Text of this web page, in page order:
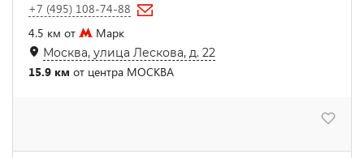
+7 (495) 108-74-88
4.5 км от
Марк
Москва, улица Лескова, д. 22
15.9 км от центра МОСКВА